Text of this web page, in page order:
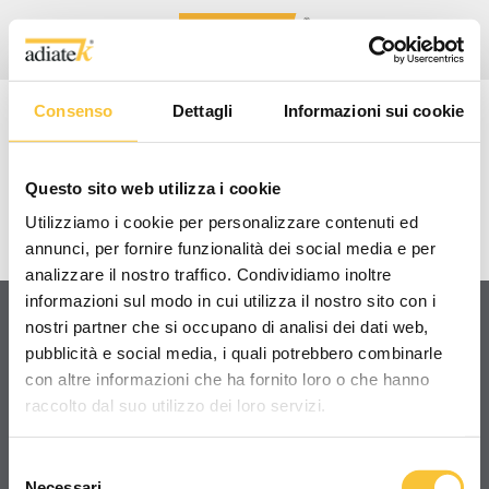
Consenso Dettagli Informazioni sui cookie
Questo sito web utilizza i cookie
Utilizziamo i cookie per personalizzare contenuti ed
annunci, per fornire funzionalità dei social media e per
analizzare il nostro traffico. Condividiamo inoltre
informazioni sul modo in cui utilizza il nostro sito con i
nostri partner che si occupano di analisi dei dati web,
pubblicità e social media, i quali potrebbero combinarle
con altre informazioni che ha fornito loro o che hanno
raccolto dal suo utilizzo dei loro servizi.
QUARTZ 80
VIDEO TUTORIAL/TECNICI
Condividi